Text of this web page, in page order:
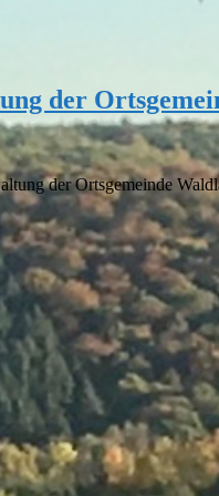
der
der Ortsgemeinde